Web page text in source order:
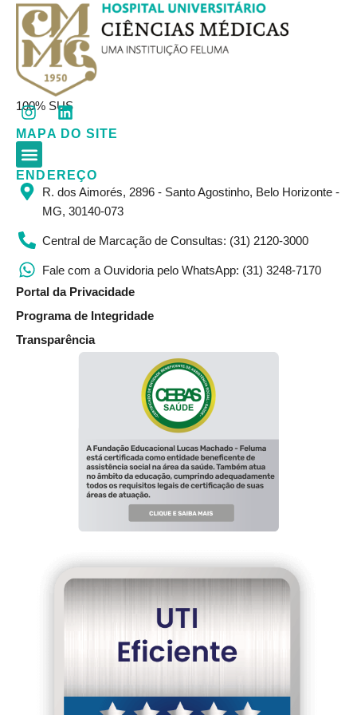
100% SUS
I
n
s
t
a
g
r
L
i
n
e
d
n
MAPA DO SITE
ENDEREÇO
R. dos Aimorés, 2896 - Santo Agostinho, Belo Horizonte -
MG, 30140-073
Central de Marcação de Consultas: (31) 2120-3000
Fale com a Ouvidoria pelo WhatsApp: (31) 3248-7170
Portal da Privacidade
Programa de Integridade
Transparência